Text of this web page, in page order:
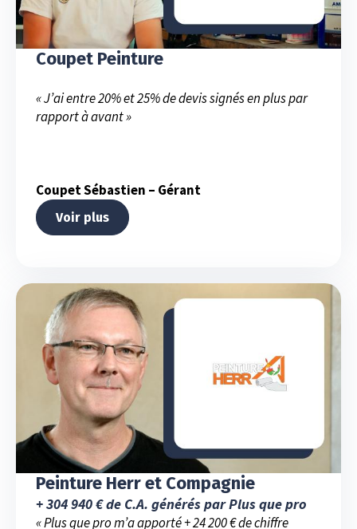
Coupet Peinture
« J’ai entre 20% et 25% de devis signés en plus par
rapport à avant »
Coupet Sébastien – Gérant
Voir plus
Peinture Herr et Compagnie
+ 304 940 € de C.A. générés par Plus que pro
« Plus que pro m’a apporté + 24 200 € de chiffre